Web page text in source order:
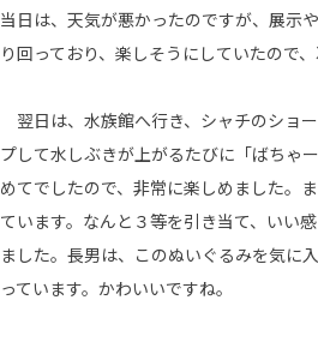
当日は、天気が悪かったのですが、展示
り回っており、楽しそうにしていたので
翌日は、水族館へ行き、シャチのショ
プして水しぶきが上がるたびに「ばちゃ
めてでしたので、非常に楽しめました。
ています。なんと３等を引き当て、いい
ました。長男は、このぬいぐるみを気に
っています。かわいいですね。